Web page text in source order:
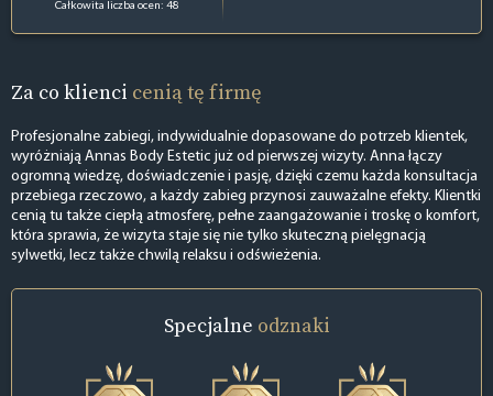
Całkowita liczba ocen: 48
Za co klienci cenią tę firmę
Profesjonalne zabiegi, indywidualnie dopasowane do potrzeb klientek,
wyróżniają Annas Body Estetic już od pierwszej wizyty. Anna łączy
ogromną wiedzę, doświadczenie i pasję, dzięki czemu każda konsultacja
przebiega rzeczowo, a każdy zabieg przynosi zauważalne efekty. Klientki
cenią tu także ciepłą atmosferę, pełne zaangażowanie i troskę o komfort,
która sprawia, że wizyta staje się nie tylko skuteczną pielęgnacją
sylwetki, lecz także chwilą relaksu i odświeżenia.
Specjalne odznaki